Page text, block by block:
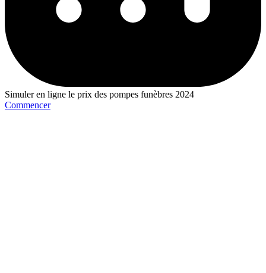
Simuler en ligne le prix des pompes funèbres 2024
Commencer